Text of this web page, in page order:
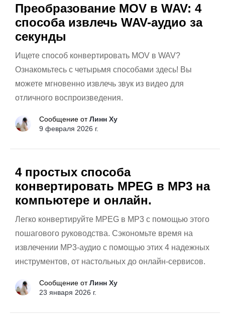
Преобразование MOV в WAV: 4
способа извлечь WAV-аудио за
секунды
Ищете способ конвертировать MOV в WAV?
Ознакомьтесь с четырьмя способами здесь! Вы
можете мгновенно извлечь звук из видео для
отличного воспроизведения.
Сообщение отЛинн Ху
9 февраля 2026 г.
4 простых способа
конвертировать MPEG в MP3 на
компьютере и онлайн.
Легко конвертируйте MPEG в MP3 с помощью этого
пошагового руководства. Сэкономьте время на
извлечении MP3-аудио с помощью этих 4 надежных
инструментов, от настольных до онлайн-сервисов.
Сообщение отЛинн Ху
23 января 2026 г.